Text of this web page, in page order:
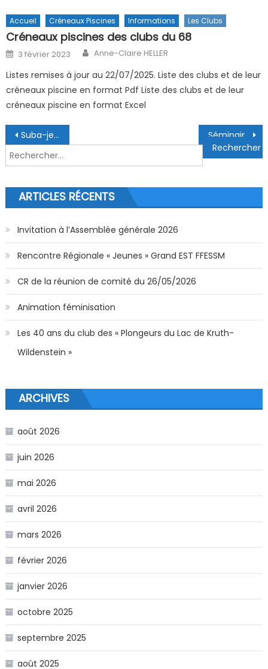
Accueil Créneaux Piscines Informations Les Clubs
Créneaux piscines des clubs du 68
Posted on
3 février 2023 Author
Anne-Claire HELLER
Listes remises à jour au 22/07/2025. Liste des clubs et de leur
créneaux piscine en format Pdf Liste des clubs et de leur
créneaux piscine en format Excel
Navigation de l’article
Suba-jeunes 2026
Séminaire Pédago-Technique
Rechercher :
ARTICLES RÉCENTS
Invitation à l’Assemblée générale 2026
Rencontre Régionale « Jeunes » Grand EST FFESSM
CR de la réunion de comité du 26/05/2026
Animation féminisation
Les 40 ans du club des « Plongeurs du Lac de Kruth-
Wildenstein »
ARCHIVES
août 2026
juin 2026
mai 2026
avril 2026
mars 2026
février 2026
janvier 2026
octobre 2025
septembre 2025
août 2025